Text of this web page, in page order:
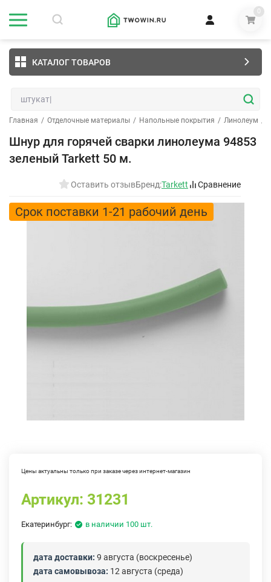
0
КАТАЛОГ ТОВАРОВ
Главная / Отделочные материалы / Напольные покрытия / Линолеум /
Шнур для горячей сварки линолеума 94853
зеленый Tarkett 50 м.
Оставить отзывБренд:Tarkett Сравнение
Срок поставки 1-21 рабочий день
Цены актуальны только при заказе через интернет-магазин
Артикул: 31231
Екатеринбург: в наличии 100 шт.
дата доставки: 9 августа (воскресенье)
дата самовывоза: 12 августа (среда)